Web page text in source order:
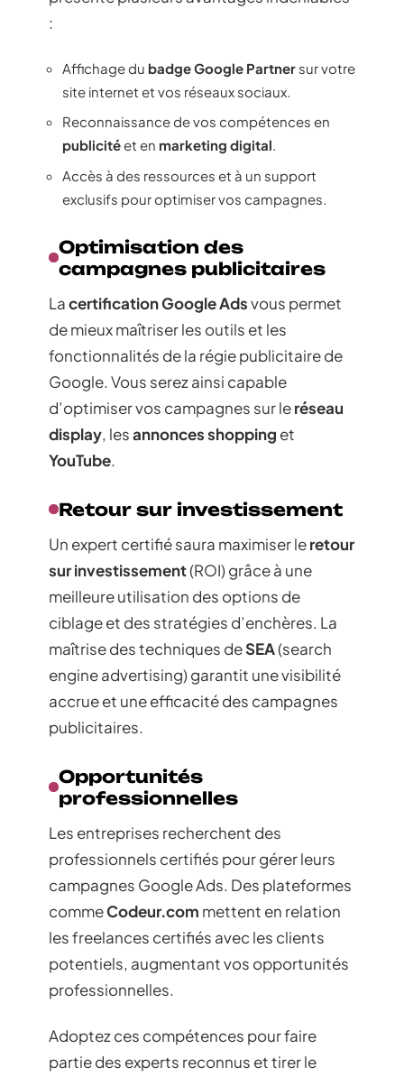
:
Affichage du badge Google Partner sur votre
site internet et vos réseaux sociaux.
Reconnaissance de vos compétences en
publicitéet en marketing digital.
Accès à des ressources et à un support
exclusifs pour optimiser vos campagnes.
Optimisation des
campagnes publicitaires
Lacertification Google Adsvous permet
de mieux maîtriser les outils et les
fonctionnalités de la régie publicitaire de
Google. Vous serez ainsi capable
d’optimiser vos campagnes sur leréseau
display, lesannonces shopping et
YouTube.
Retour sur investissement
Un expert certifié saura maximiser leretour
sur investissement(ROI) grâce à une
meilleure utilisation des options de
ciblage et des stratégies d’enchères. La
maîtrise des techniques deSEA(search
engine advertising) garantit une visibilité
accrue et une efficacité des campagnes
publicitaires.
Opportunités
professionnelles
Les entreprises recherchent des
professionnels certifiés pour gérer leurs
campagnes Google Ads. Des plateformes
commeCodeur.com mettent en relation
les freelances certifiés avec les clients
potentiels, augmentant vos opportunités
professionnelles.
Adoptez ces compétences pour faire
partie des experts reconnus et tirer le